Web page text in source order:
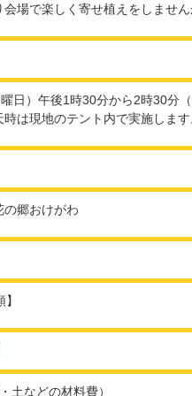
場で楽しく寄せ植えをしません
日）午後1時30分から2時30分（
時は現地のテント内で実施します
の郷おけがわ
土などの材料費）